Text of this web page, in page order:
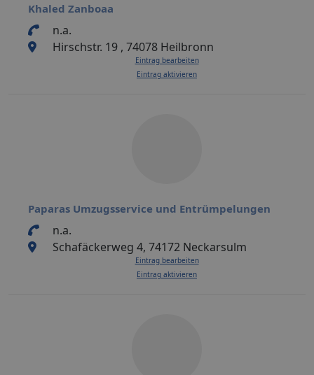
Khaled Zanboaa
n.a.
Hirschstr. 19 , 74078 Heilbronn
Eintrag bearbeiten
Eintrag aktivieren
Paparas Umzugsservice und Entrümpelungen
n.a.
Schafäckerweg 4, 74172 Neckarsulm
Eintrag bearbeiten
Eintrag aktivieren